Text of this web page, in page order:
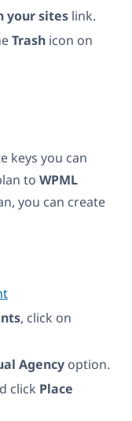
your sites link.
Trash icon on
keys you can
to WPML
you can create
, click on
Agency option.
click Place